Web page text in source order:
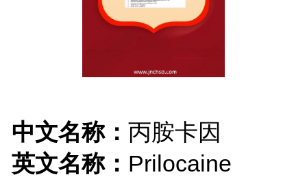
中文名称： 丙胺卡因
英文名称： Prilocaine